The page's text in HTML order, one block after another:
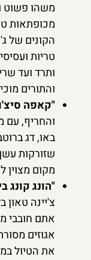
משהו פשוט
מכופתאות
הקונים של
טריות
ותרד ועד
והתורים
"קאפה
והחריף, עם
באו, דג
שזורקות
מקום מצוין
"הונג קונג
צ'יינה טאון
אתם חובבי
אגוזים
את הטיול